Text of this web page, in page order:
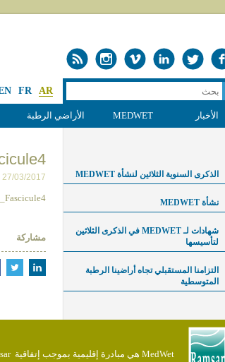
FR AR
الأخبار MEDWET الأراضي الرطبة
27/03/2017
مشاركة
الذكرى السنوية الثلاثين لنشأة MEDWET
نشأة MEDWET
شهادات لـ MEDWET في الذكرى الثلاثين
لتأسيسها
التزامنا المستقبلي تجاه أراضينا الرطبة
المتوسطية
MedWet هي مبادرة إقليمية بموجب إتفاقية Ramsar